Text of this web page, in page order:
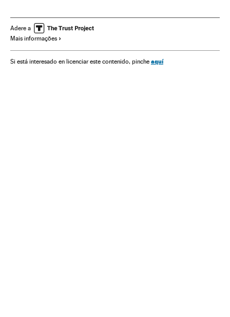
Conflitos Terrorismo
Adere a
Mais informações
Si está interesado en licenciar este contenido, pinche aquí